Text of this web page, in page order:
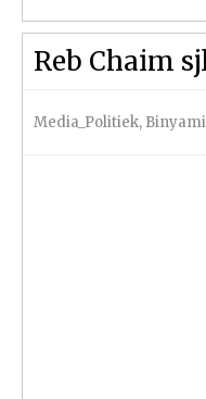
Reb Chaim
Media_Politiek,